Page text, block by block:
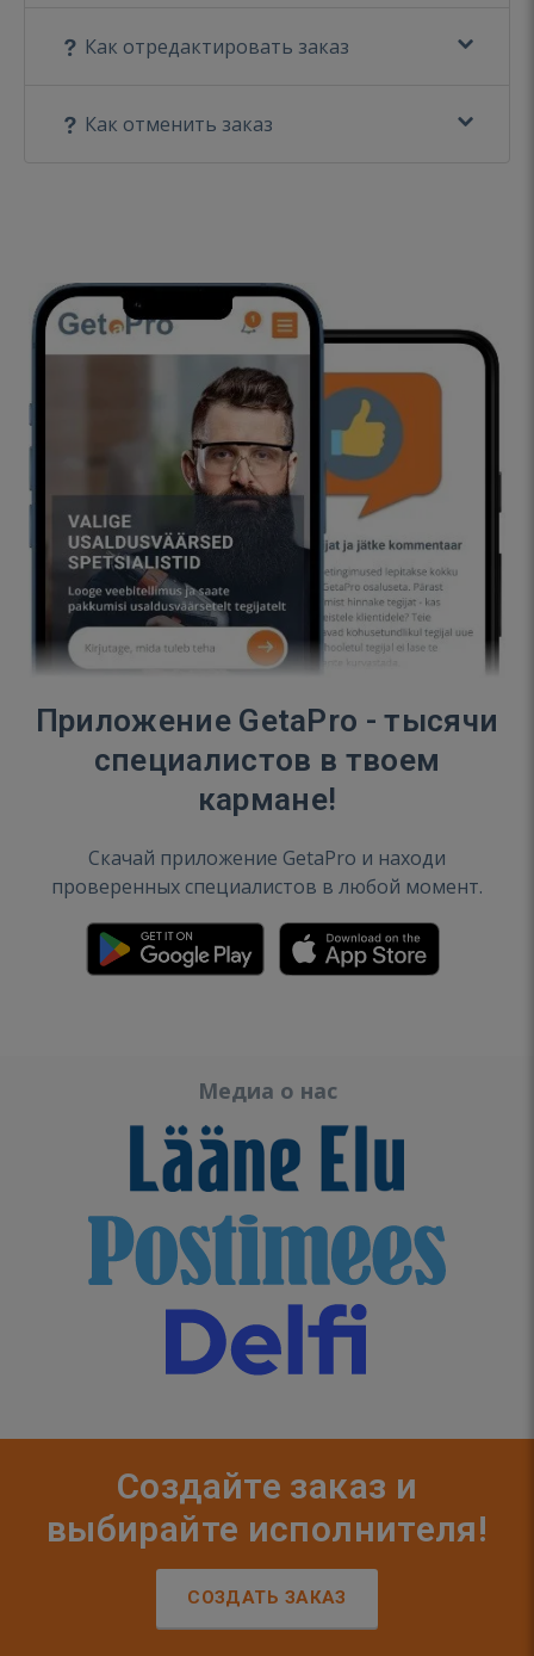
Как отредактировать заказ
Как отменить заказ
Приложение GetaPro - тысячи
специалистов в твоем
кармане!
Скачай приложение GetaPro и находи
проверенных специалистов в любой момент.
Медиа о нас
Создайте заказ и
выбирайте исполнителя!
СОЗДАТЬ ЗАКАЗ